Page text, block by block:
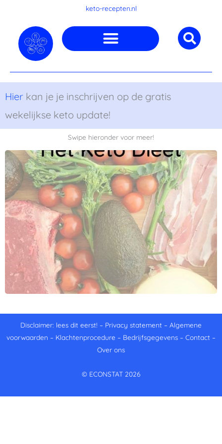
inhoud
keto-recepten.nl
Hier kan je je inschrijven op de gratis
wekelijkse keto update!
Swipe hieronder voor meer!
Disclaimer: lees dit eerst! – Privacy statement – Algemene
voorwaarden – Klachtenprocedure – Bedrijfsgegevens – Contact –
Over ons
© ECONSTAT 2026